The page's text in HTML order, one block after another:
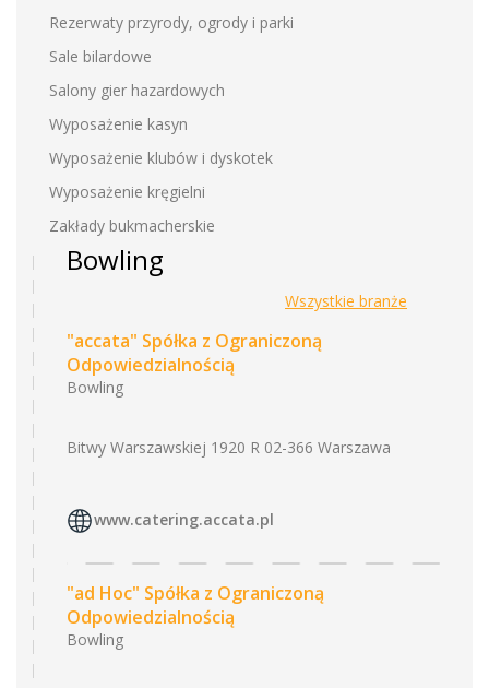
Rezerwaty przyrody, ogrody i parki
Sale bilardowe
Salony gier hazardowych
Wyposażenie kasyn
Wyposażenie klubów i dyskotek
Wyposażenie kręgielni
Zakłady bukmacherskie
Bowling
Wszystkie branże
"accata" Spółka z Ograniczoną
Odpowiedzialnością
Bowling
Bitwy Warszawskiej 1920 R 02-366 Warszawa
www.catering.accata.pl
"ad Hoc" Spółka z Ograniczoną
Odpowiedzialnością
Bowling